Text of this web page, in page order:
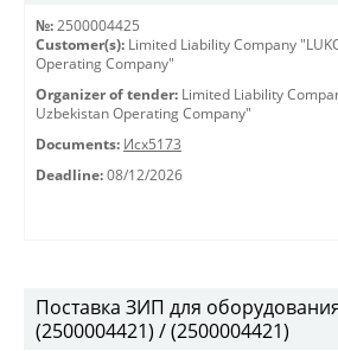
№: 2500004425
Customer(s): Limited Liability Company
Operating Company"
Organizer of tender: Limited Liability
Uzbekistan Operating Company"
Documents: Исх5173
Deadline: 08/12/2026
Поставка ЗИП для
(2500004421) / (2500004421)